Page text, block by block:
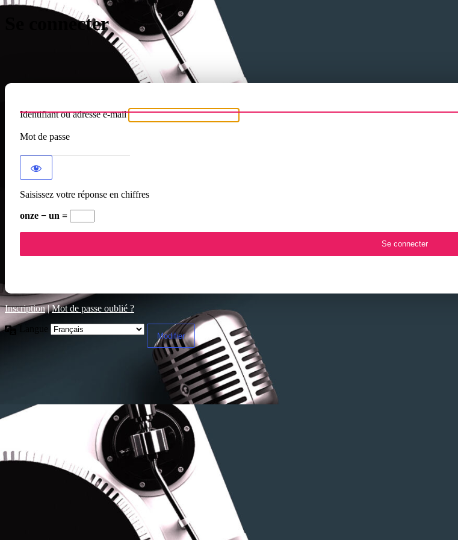
Se connecter
Identifiant ou adresse e-mail
Mot de passe
Saisissez votre réponse en chiffres
onze − un =
Inscription|Mot de passe oublié ?
Langue